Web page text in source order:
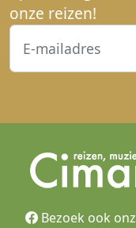
onze reizen!
Bezoek ook